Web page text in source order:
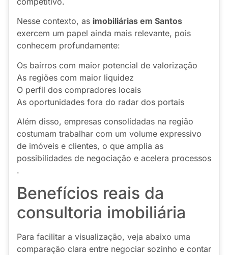
Nesse contexto, as imobiliárias em Santos
exercem um papel ainda mais relevante, pois
conhecem profundamente:
Os bairros com maior potencial de valorização
As regiões com maior liquidez
O perfil dos compradores locais
As oportunidades fora do radar dos portais
Além disso, empresas consolidadas na região
costumam trabalhar com um volume expressivo
de imóveis e clientes, o que amplia as
possibilidades de negociação e acelera processos
.
Benefícios reais da
consultoria imobiliária
Para facilitar a visualização, veja abaixo uma
comparação clara entre negociar sozinho e contar